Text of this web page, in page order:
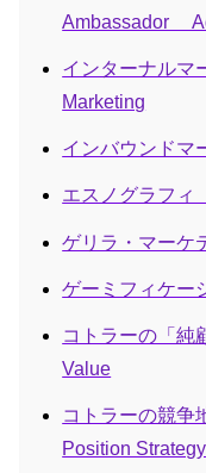
Ambassador
インターナルマ
Marketing
インバウンド
エスノグラフィ
ゲリラ・マー
ゲーミフィケ
コトラーの「
Value
コトラーの競
Position Strategy